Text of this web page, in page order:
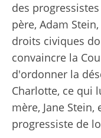
des
père, Adam
droits civiques
convaincre la
d'ordonner la
Charlotte, ce qui
mère, Jane
progressiste de